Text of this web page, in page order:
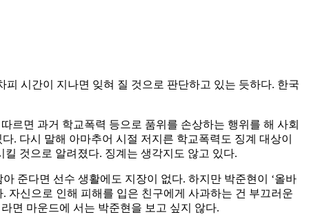
시간이 지나면 잊혀 질 것으로 판단하고 있는 듯하다. 한국
르면 과거 학교폭력 등으로 품위를 손상하는 행위를 해 사회
. 다시 말해 아마추어 시절 저지른 학교폭력도 징계 대상이
것으로 알려졌다. 징계는 생각지도 않고 있다.
준다면 선수 생활에도 지장이 없다. 하지만 박준현이 ‘올바
자신으로 인해 피해를 입은 친구에게 사과하는 건 부끄러운
면 마운드에 서는 박준현을 보고 싶지 않다.